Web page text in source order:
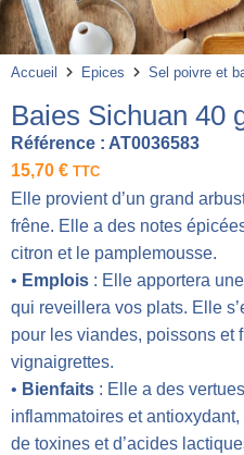
Accueil Epices Sel poivre et
Baies Sichuan 40
Référence : AT0036583
15,70 € TTC
Elle provient d’un grand
frêne. Elle a des notes
citron et le pamplemousse.
• Emplois : Elle apportera
qui reveillera vos plats. Elle
pour les viandes, poissons et
vignaigrettes.
• Bienfaits : Elle a des
inflammatoires et
de toxines et d’acides